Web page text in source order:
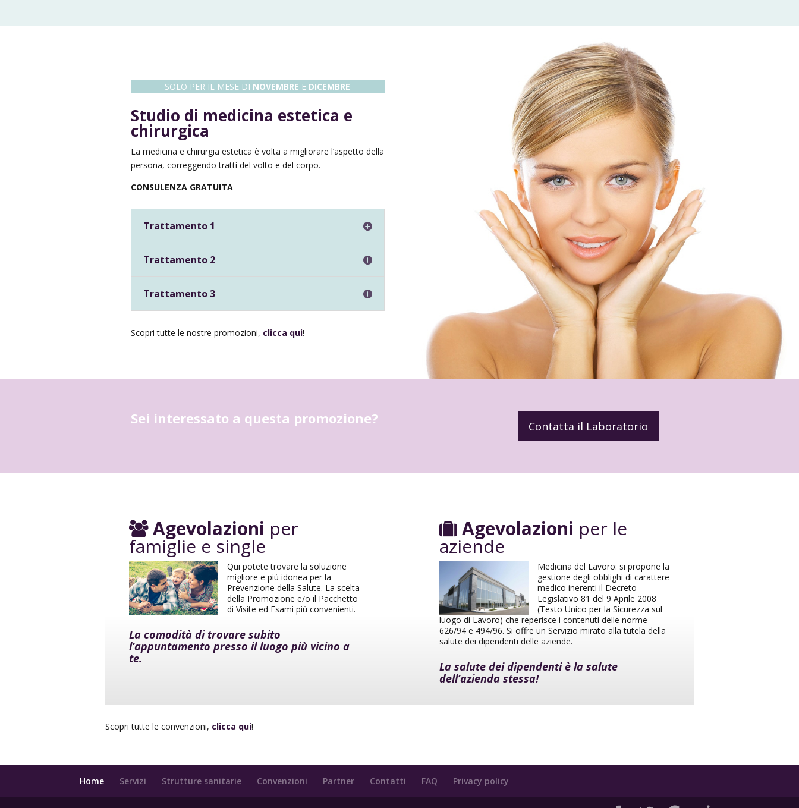
SOLO PER IL MESE DI NOVEMBRE E DICEMBRE
Studio di medicina estetica e
chirurgica
La medicina e chirurgia estetica è volta a migliorare l’aspetto della
persona, correggendo tratti del volto e del corpo.
CONSULENZA GRATUITA
Trattamento 1
Trattamento 2
Trattamento 3
Scopri tutte le nostre promozioni, clicca qui!
Sei interessato a questa promozione? Contatta il Laboratorio
Agevolazioni per
famiglie e single
Qui potete trovare la soluzione
migliore e più idonea per la
Prevenzione della Salute. La scelta
della Promozione e/o il Pacchetto
di Visite ed Esami più convenienti.
La comodità di trovare subito
l’appuntamento presso il luogo più vicino a
te.
Agevolazioni per le
aziende
Medicina del Lavoro: si propone la
gestione degli obblighi di carattere
medico inerenti il Decreto
Legislativo 81 del 9 Aprile 2008
(Testo Unico per la Sicurezza sul
luogo di Lavoro) che reperisce i contenuti delle norme
626/94 e 494/96. Si offre un Servizio mirato alla tutela della
salute dei dipendenti delle aziende.
La salute dei dipendenti è la salute
dell’azienda stessa!
Scopri tutte le convenzioni, clicca qui!
Home Servizi Strutture sanitarie Convenzioni Partner Contatti FAQ Privacy policy